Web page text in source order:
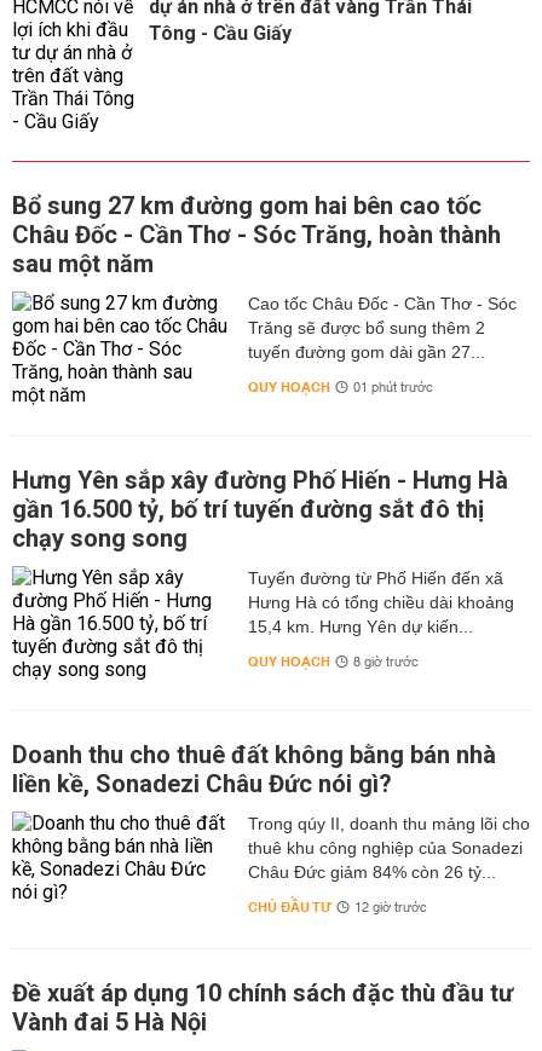
dự án nhà ở trên đất vàng Trần Thái
Tông - Cầu Giấy
Bổ sung 27 km đường gom hai bên cao tốc
Châu Đốc - Cần Thơ - Sóc Trăng, hoàn thành
sau một năm
Cao tốc Châu Đốc - Cần Thơ - Sóc
Trăng sẽ được bổ sung thêm 2
tuyến đường gom dài gần 27...
QUY HOẠCH 01 phút trước
Hưng Yên sắp xây đường Phố Hiến - Hưng Hà
gần 16.500 tỷ, bố trí tuyến đường sắt đô thị
chạy song song
Tuyến đường từ Phố Hiến đến xã
Hưng Hà có tổng chiều dài khoảng
15,4 km. Hưng Yên dự kiến...
QUY HOẠCH 8 giờ trước
Doanh thu cho thuê đất không bằng bán nhà
liền kề, Sonadezi Châu Đức nói gì?
Trong qúy II, doanh thu mảng lõi cho
thuê khu công nghiệp của Sonadezi
Châu Đức giảm 84% còn 26 tỷ...
CHỦ ĐẦU TƯ 12 giờ trước
Đề xuất áp dụng 10 chính sách đặc thù đầu tư
Vành đai 5 Hà Nội